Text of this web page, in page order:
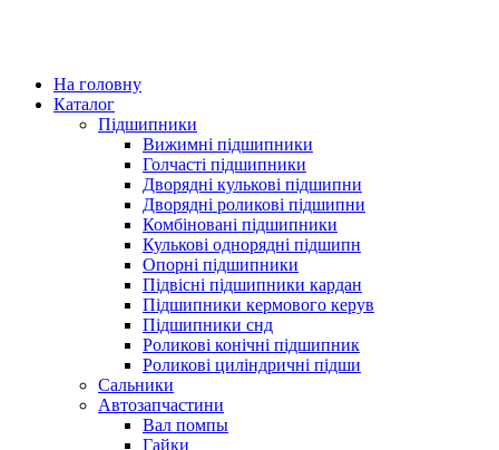
На головну
Каталог
Підшипники
Вижимні підшипники
Голчасті підшипники
Дворядні кулькові підшипни
Дворядні роликові підшипни
Комбіновані підшипники
Кулькові однорядні підшипн
Опорні підшипники
Підвісні підшипники кардан
Підшипники кермового керув
Підшипники снд
Роликові конічні підшипник
Роликові циліндричні підши
Сальники
Автозапчастини
Вал помпы
Гайки